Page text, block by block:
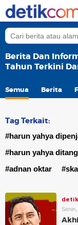
Berita Dan
Tahun Terkini
Semua Berita
Tag Terkait:
#harun yahya
#harun yahya
#adnan oktar